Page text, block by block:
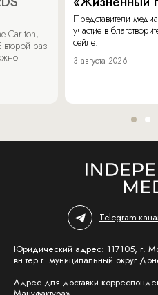
Carlton,
раз
Представители
участие в
сейле.
3 августа 2026
Telegram-
Юридический адрес: 117105, г.
вн.тер.г. муниципальный округ
Адрес для доставки